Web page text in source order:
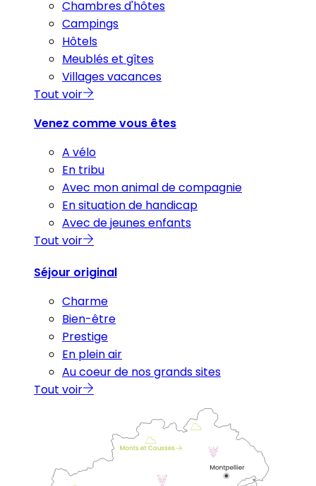
Chambres d'hôtes
Campings
Hôtels
Meublés et gîtes
Villages vacances
Tout voir
Venez comme vous êtes
A vélo
En tribu
Avec mon animal de compagnie
En situation de handicap
Avec de jeunes enfants
Tout voir
Séjour original
Charme
Bien-être
Prestige
En plein air
Au coeur de nos grands sites
Tout voir